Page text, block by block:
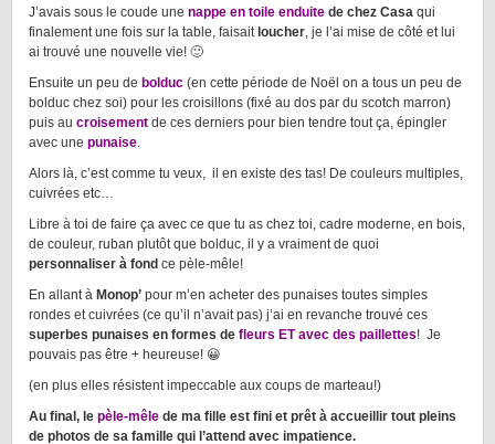
J’avais sous le coude une nappe en toile enduite de chez Casa qui
finalement une fois sur la table, faisait loucher, je l’ai mise de côté et lui
ai trouvé une nouvelle vie! 🙂
Ensuite un peu de bolduc (en cette période de Noël on a tous un peu de
bolduc chez soi) pour les croisillons (fixé au dos par du scotch marron)
puis au croisement de ces derniers pour bien tendre tout ça, épingler
avec une punaise.
Alors là, c’est comme tu veux, il en existe des tas! De couleurs multiples,
cuivrées etc…
Libre à toi de faire ça avec ce que tu as chez toi, cadre moderne, en bois,
de couleur, ruban plutôt que bolduc, il y a vraiment de quoi
personnaliser à fond ce pèle-mêle!
En allant à Monop’ pour m’en acheter des punaises toutes simples
rondes et cuivrées (ce qu’il n’avait pas) j’ai en revanche trouvé ces
superbes punaises en formes de fleurs ET avec des paillettes! Je
pouvais pas être + heureuse! 😀
(en plus elles résistent impeccable aux coups de marteau!)
Au final, le pèle-mêle de ma fille est fini et prêt à accueillir tout pleins
de photos de sa famille qui l’attend avec impatience.